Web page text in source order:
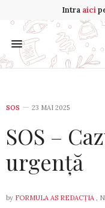
Intra aici
SOS 23 MAI 2025
SOS –
urgență
by FORMULA AS REDACȚIA ,